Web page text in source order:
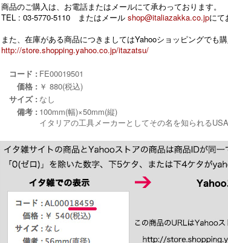
商品のご購入は、お電話またはメールにて承わっております。
TEL : 03-5770-5110 またはメール shop@italiazakka.co.jpにて
また、在庫がある商品につきましてはYahooショッピングでも購
http://store.shopping.yahoo.co.jp/itazatsu/
コード : FE00019501
価格 : ￥ 880(税込)
サイズ : なし
備考 : 100mm(幅)×50mm(縦)
イタリアの工具メーカーとしてその名を知られる